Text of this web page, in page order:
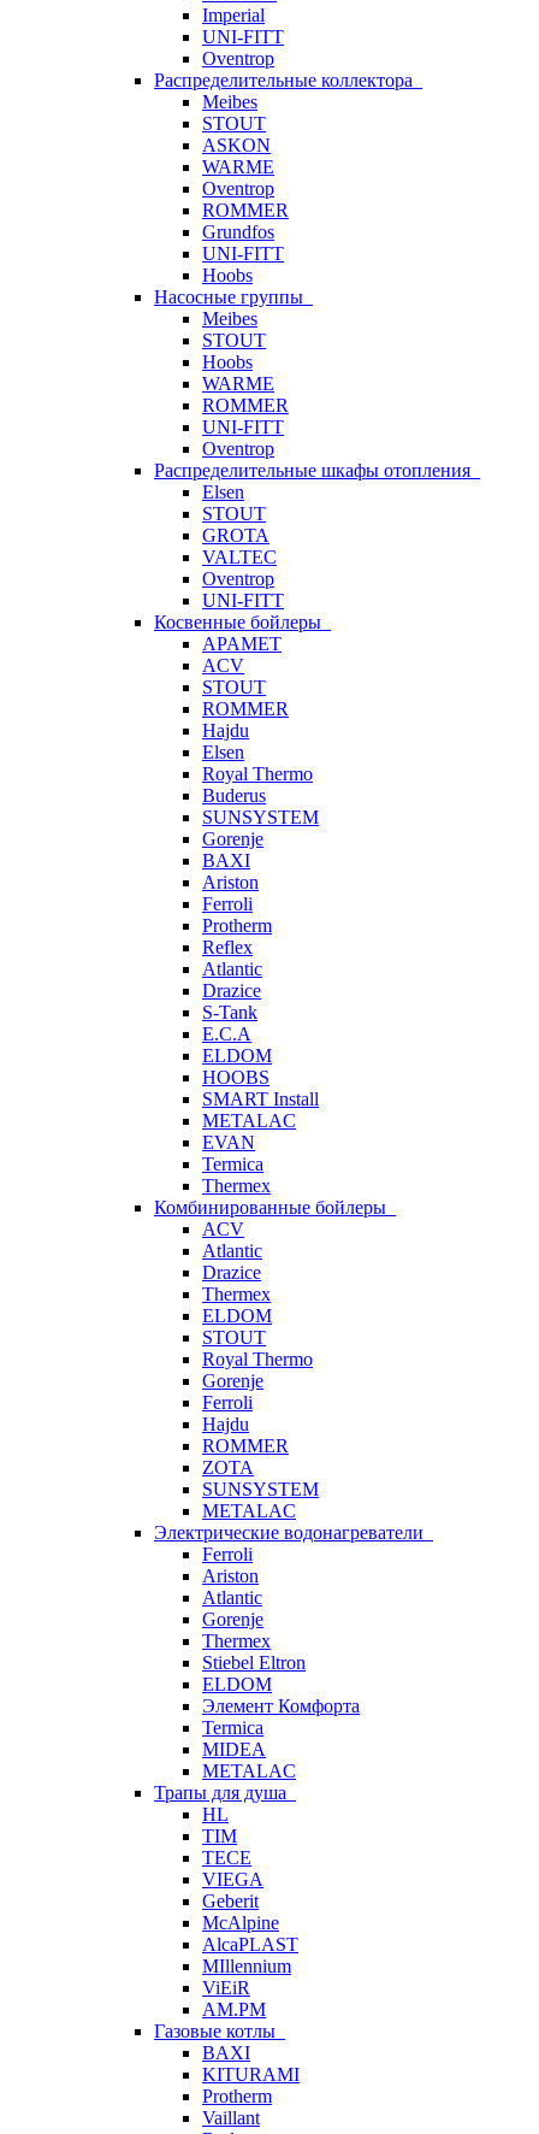
Imperial
UNI-FITT
Oventrop
Распределительные коллектора
Meibes
STOUT
ASKON
WARME
Oventrop
ROMMER
Grundfos
UNI-FITT
Hoobs
Насосные группы
Meibes
STOUT
Hoobs
WARME
ROMMER
UNI-FITT
Oventrop
Распределительные шкафы отопления
Elsen
STOUT
GROTA
VALTEC
Oventrop
UNI-FITT
Косвенные бойлеры
APAMET
ACV
STOUT
ROMMER
Hajdu
Elsen
Royal Thermo
Buderus
SUNSYSTEM
Gorenje
BAXI
Ariston
Ferroli
Protherm
Reflex
Atlantic
Drazice
S-Tank
E.C.A
ELDOM
HOOBS
SMART Install
METALAC
EVAN
Termica
Thermex
Комбинированные бойлеры
ACV
Atlantic
Drazice
Thermex
ELDOM
STOUT
Royal Thermo
Gorenje
Ferroli
Hajdu
ROMMER
ZOTA
SUNSYSTEM
METALAC
Электрические водонагреватели
Ferroli
Ariston
Atlantic
Gorenje
Thermex
Stiebel Eltron
ELDOM
Элемент Комфорта
Termica
MIDEA
METALAC
Трапы для душа
HL
TIM
TECE
VIEGA
Geberit
McAlpine
AlcaPLAST
MIllennium
ViEiR
AM.PM
Газовые котлы
BAXI
KITURAMI
Protherm
Vaillant